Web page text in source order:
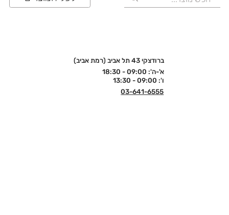
ברודצקי 43 תל אביב (רמת אביב)
א'-ה': 09:00 - 18:30
ו': 09:00 - 13:30
03-641-6555